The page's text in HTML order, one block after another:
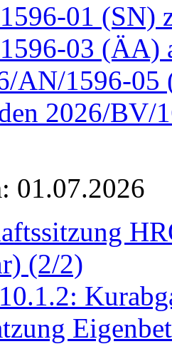
01 (SN)
03 (ÄA)
AN/1596-05
2026/BV/
01.07.2026
(2/2)